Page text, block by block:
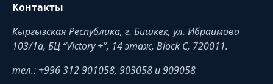
Контакты
Кыргызская Республика, г. Бишкек, ул. Ибраимова
103/1a, БЦ “Victory +”, 14 этаж, Block C, 720011.
тел.: +996 312 901058, 903058 и 909058